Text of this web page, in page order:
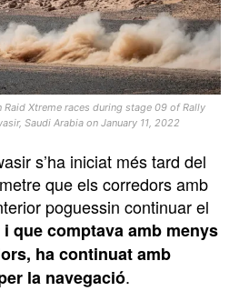
Raid Xtreme races during stage 09 of Rally
Saudi Arabia on January 11, 2022
s’ha iniciat més tard del
que els corredors amb
poguessin continuar el
i que comptava amb menys
ha continuat amb
la navegació.